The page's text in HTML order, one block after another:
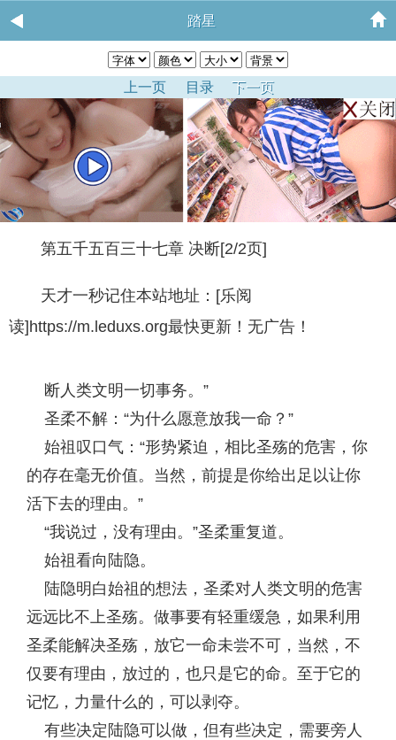
踏星
上一页 目录 下一页
第五千五百三十七章 决断[2/2页]
天才一秒记住本站地址：[乐阅
读]https://m.leduxs.org最快更新！无广告！
断人类文明一切事务。”
圣柔不解：“为什么愿意放我一命？”
始祖叹口气：“形势紧迫，相比圣殇的危害，你
的存在毫无价值。当然，前提是你给出足以让你
活下去的理由。”
“我说过，没有理由。”圣柔重复道。
始祖看向陆隐。
陆隐明白始祖的想法，圣柔对人类文明的危害
远远比不上圣殇。做事要有轻重缓急，如果利用
圣柔能解决圣殇，放它一命未尝不可，当然，不
仅要有理由，放过的，也只是它的命。至于它的
记忆，力量什么的，可以剥夺。
有些决定陆隐可以做，但有些决定，需要旁人